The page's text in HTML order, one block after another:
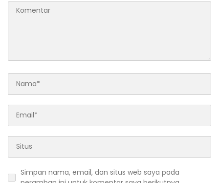
Simpan nama, email, dan situs web saya pada